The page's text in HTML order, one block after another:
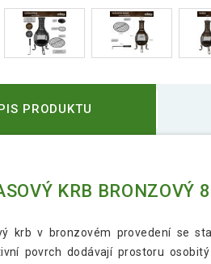
PRODUKTU
KRB BRONZOVÝ
krb v bronzovém provedení se
povrch dodávají prostoru